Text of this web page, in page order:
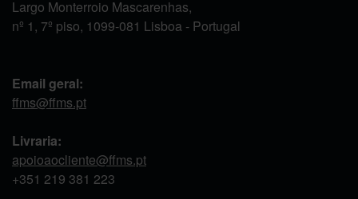
Largo Monterroio Mascarenhas,
nº 1, 7º piso, 1099-081 Lisboa - Portugal
Email geral:
ffms@ffms.pt
Livraria:
apoioaocliente@ffms.pt
+351 219 381 223